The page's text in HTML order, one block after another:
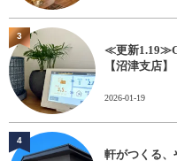
≪更新
【沼津支店】
2026-01-19
3
軒がつくる、
4